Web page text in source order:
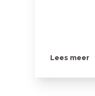
Lees meer